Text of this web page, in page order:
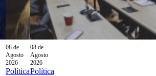
08 de
Agosto
2026
Política
08 de
Agosto
2026
Política